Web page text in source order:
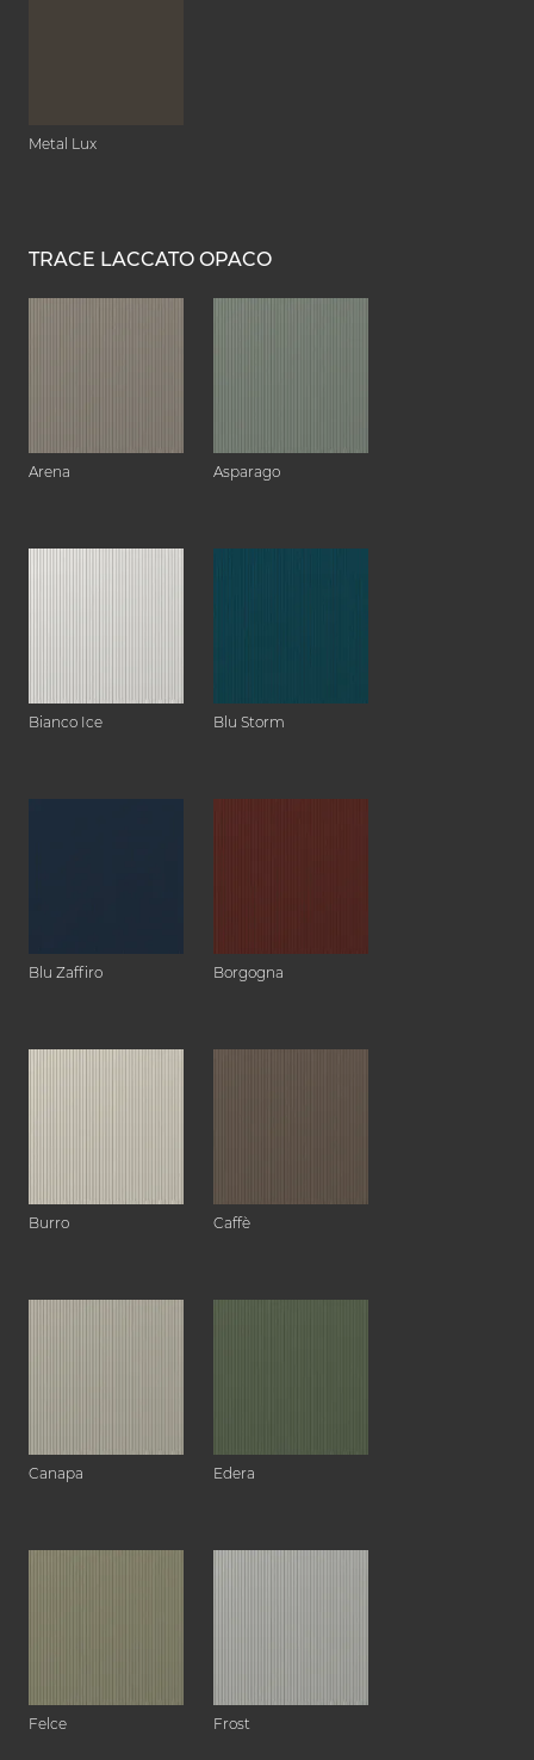
Metal Lux
TRACE LACCATO OPACO
Arena Asparago
Bianco Ice Blu Storm
Blu Zaffiro Borgogna
Burro Caffè
Canapa Edera
Felce Frost